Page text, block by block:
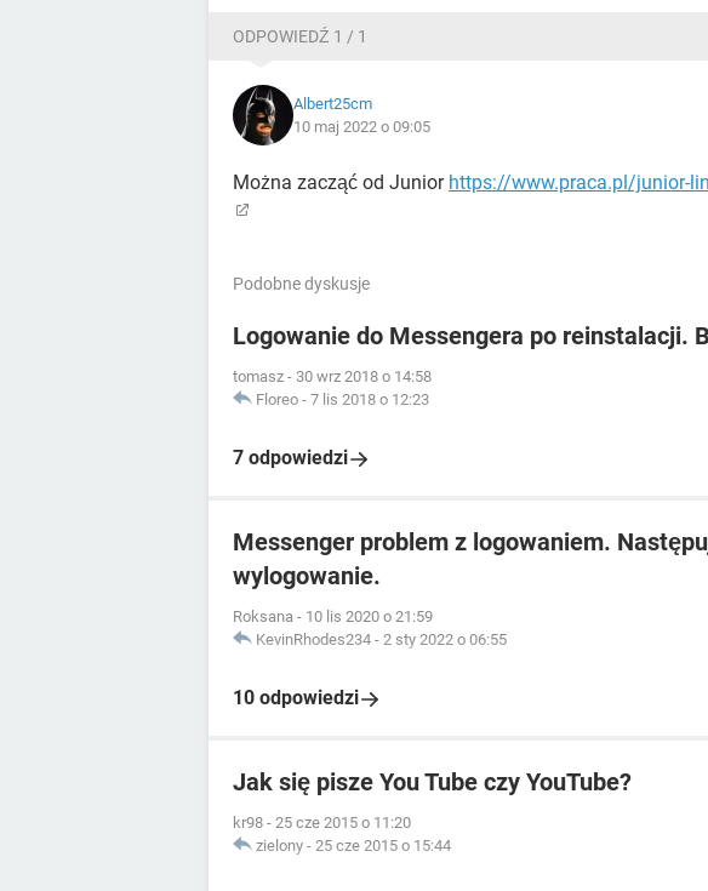
ODPOWIEDŹ 1 / 1
Albert25cm
10 maj 2022 o 09:05
Można zacząć od Junior https://www.praca.pl/junior-
Podobne dyskusje
Logowanie do Messengera po reinstalacji.
tomasz - 30 wrz 2018 o 14:58
Floreo - 7 lis 2018 o 12:23
7 odpowiedzi
Messenger problem z logowaniem.
wylogowanie.
Roksana - 10 lis 2020 o 21:59
KevinRhodes234 - 2 sty 2022 o 06:55
10 odpowiedzi
Jak się pisze You Tube czy YouTube?
kr98 - 25 cze 2015 o 11:20
zielony - 25 cze 2015 o 15:44